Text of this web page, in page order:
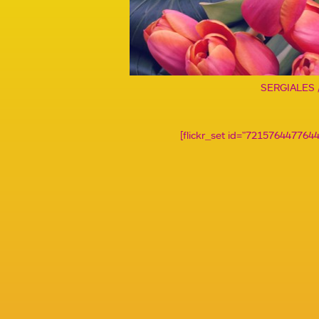
[flickr_set